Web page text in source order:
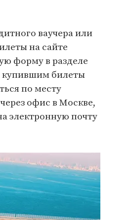
ваучера или
на сайте
форму в разделе
купившим билеты
по месту
офис в Москве,
электронную почту